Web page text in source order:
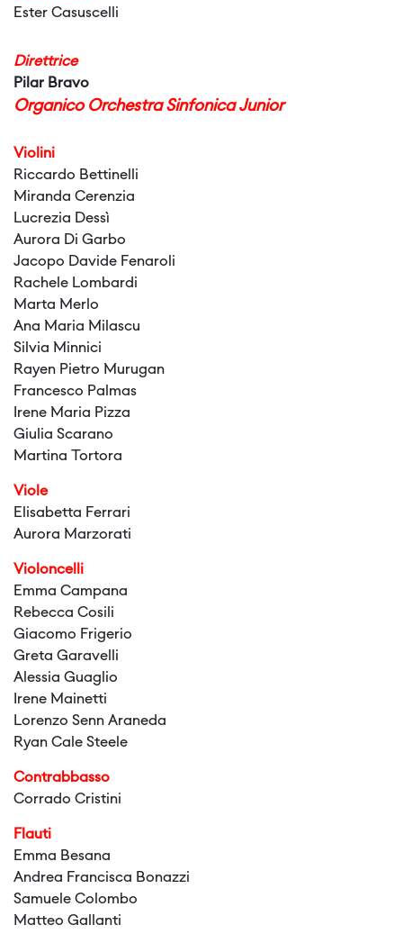
Ester Casuscelli
Direttrice
Pilar Bravo
Organico Orchestra Sinfonica Junior
Violini
Riccardo Bettinelli
Miranda Cerenzia
Lucrezia Dessì
Aurora Di Garbo
Jacopo Davide Fenaroli
Rachele Lombardi
Marta Merlo
Ana Maria Milascu
Silvia Minnici
Rayen Pietro Murugan
Francesco Palmas
Irene Maria Pizza
Giulia Scarano
Martina Tortora
Viole
Elisabetta Ferrari
Aurora Marzorati
Violoncelli
Emma Campana
Rebecca Cosili
Giacomo Frigerio
Greta Garavelli
Alessia Guaglio
Irene Mainetti
Lorenzo Senn Araneda
Ryan Cale Steele
Contrabbasso
Corrado Cristini
Flauti
Emma Besana
Andrea Francisca Bonazzi
Samuele Colombo
Matteo Gallanti